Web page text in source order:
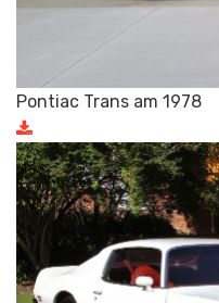
Pontiac Trans am 1978